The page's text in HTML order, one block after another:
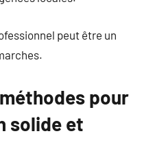
peut être un
pour
solide et